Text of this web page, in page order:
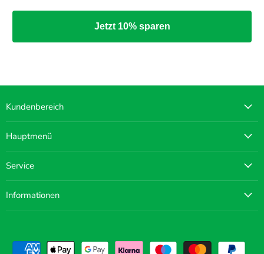
Jetzt 10% sparen
Kundenbereich
Hauptmenü
Service
Informationen